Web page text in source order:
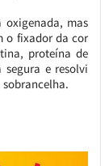
mas
o fixador da cor
proteína de
e resolvi
sobrancelha.